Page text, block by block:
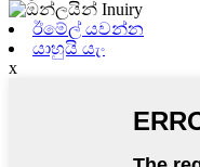
ඊමේල් යවන්න
යාහුයි යැං
x